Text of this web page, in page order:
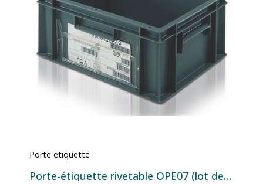
Porte etiquette
Porte-étiquette rivetable OPE07 (lot de 3600)